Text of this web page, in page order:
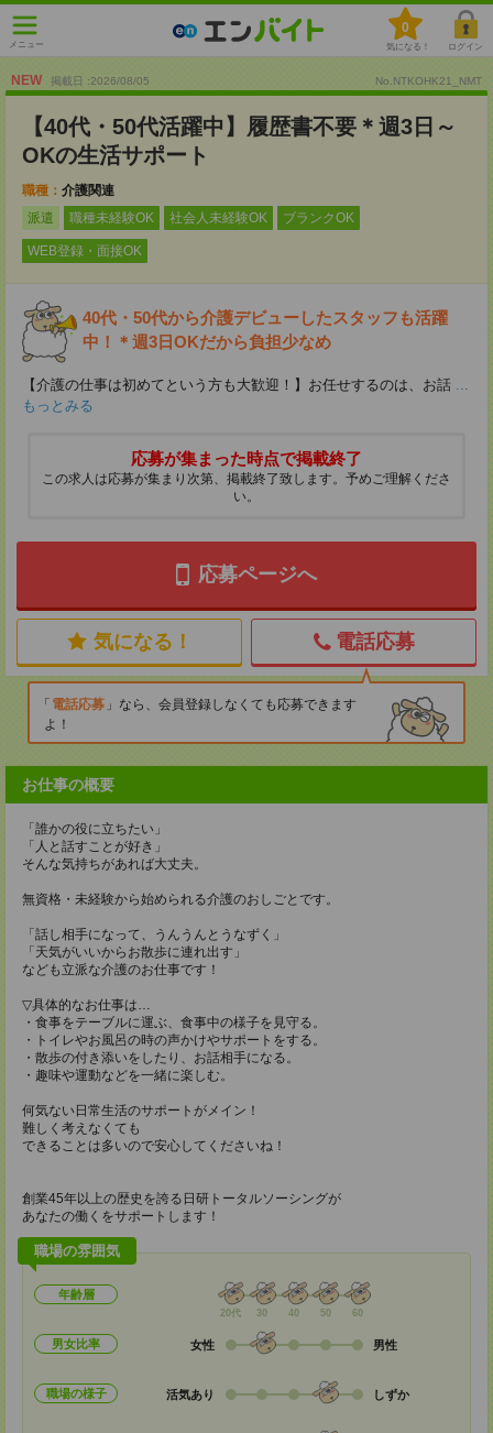
メニュー
0
気になる！ ログイン
NEW 掲載日 :2026/08/05 No.NTKOHK21_NMT
【40代・50代活躍中】履歴書不要＊週3日～
OKの生活サポート
職種： 介護関連
派遣
職種未経験OK 社会人未経験OK ブランクOK
WEB登録・面接OK
40代・50代から介護デビューしたスタッフも活躍
中！＊週3日OKだから負担少なめ
【介護の仕事は初めてという方も大歓迎！】お任せするのは、お話 ...
もっとみる
応募が集まった時点で掲載終了
この求人は応募が集まり次第、掲載終了致します。予めご理解くださ
い。
応募ページへ
気になる！ 電話応募
電話応募
なら、会員登録しなくても応募できます
よ！
お仕事の概要
「誰かの役に立ちたい」
「人と話すことが好き」
そんな気持ちがあれば大丈夫。
無資格・未経験から始められる介護のおしごとです。
「話し相手になって、うんうんとうなずく」
「天気がいいからお散歩に連れ出す」
なども立派な介護のお仕事です！
▽具体的なお仕事は…
・食事をテーブルに運ぶ、食事中の様子を見守る。
・トイレやお風呂の時の声かけやサポートをする。
・散歩の付き添いをしたり、お話相手になる。
・趣味や運動などを一緒に楽しむ。
何気ない日常生活のサポートがメイン！
難しく考えなくても
できることは多いので安心してくださいね！
創業45年以上の歴史を誇る日研トータルソーシングが
あなたの働くをサポートします！
職場の雰囲気
年齢層
20代 30 40 50 60
男女比率 女性 男性
職場の様子 活気あり しずか